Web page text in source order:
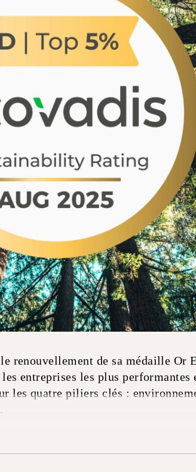
renouvellement de sa médaille Or
entreprises les plus performantes
les quatre piliers clés :